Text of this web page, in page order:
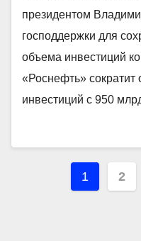
президентом
господдержки для
объема инвестиций
«Роснефть»
инвестиций с 950
1 2